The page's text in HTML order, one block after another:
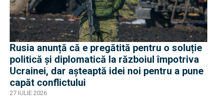
Rusia anunță că e pregătită pentru o soluție
politică și diplomatică la războiul împotriva
Ucrainei, dar așteaptă idei noi pentru a pune
capăt conflictului
27 IULIE 2026